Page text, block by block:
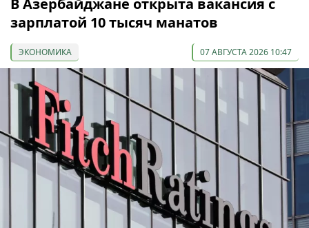
В Азербайджане открыта вакансия с
зарплатой 10 тысяч манатов
ЭКОНОМИКА 07 АВГУСТА 2026 10:47